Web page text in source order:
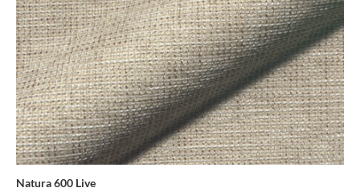
Natura 600 Live